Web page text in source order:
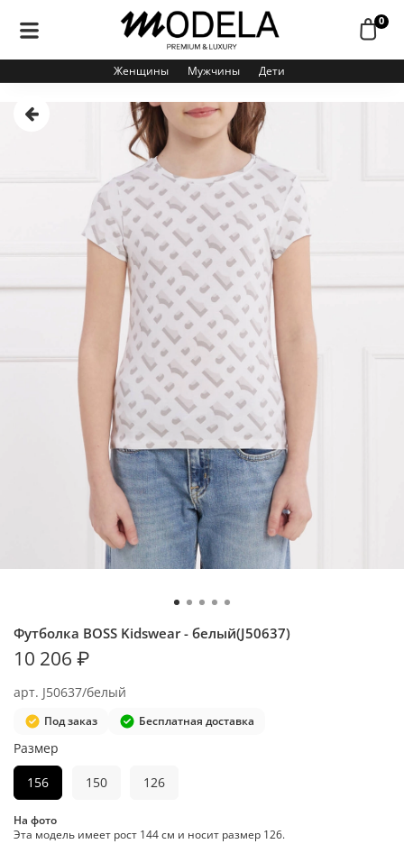
0
Женщины Мужчины Дети
арт. J50637/белый
Футболка BOSS Kidswear - белый(J50637)
Под заказ Бесплатная доставка
10 206 ₽
Размер
156
150 126
На фото
Эта модель имеет рост 144 см и носит размер 126.